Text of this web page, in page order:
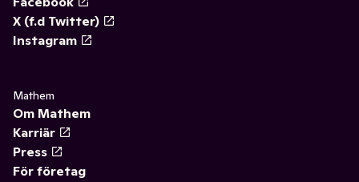
X (f.d Twitter)
Instagram
Mathem
Om Mathem
Karriär
Press
För företag